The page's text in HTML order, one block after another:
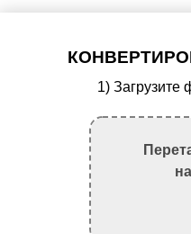
1) Загрузите